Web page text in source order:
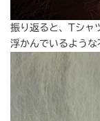
振り返ると、Tシャ
浮かんでいるような